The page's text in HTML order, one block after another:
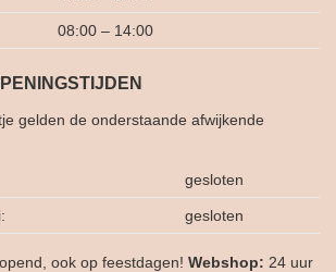
08:00 – 14:00
gelden de onderstaande afwijkende
gesloten
gesloten
ook op feestdagen! Webshop: 24 uur